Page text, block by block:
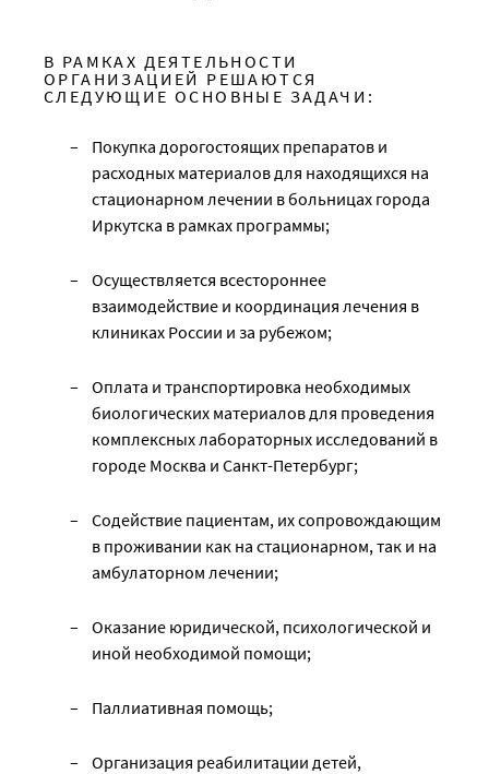
В РАМКАХ ДЕЯТЕЛЬНОСТИ
ОРГАНИЗАЦИЕЙ РЕШАЮТСЯ
СЛЕДУЮЩИЕ ОСНОВНЫЕ ЗАДАЧИ:
Покупка дорогостоящих препаратов и
расходных материалов для находящихся на
стационарном лечении в больницах города
Иркутска в рамках программы;
Осуществляется всестороннее
взаимодействие и координация лечения в
клиниках России и за рубежом;
Оплата и транспортировка необходимых
биологических материалов для проведения
комплексных лабораторных исследований в
городе Москва и Санкт-Петербург;
Содействие пациентам, их сопровождающим
в проживании как на стационарном, так и на
амбулаторном лечении;
Оказание юридической, психологической и
иной необходимой помощи;
Паллиативная помощь;
Организация реабилитации детей,